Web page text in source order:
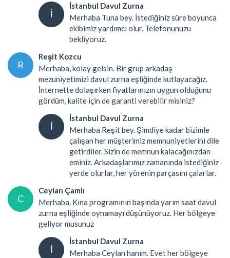
İ
İstanbul Davul Zurna
Merhaba Tuna bey. İstediğiniz süre boyunca
ekibimiz yardımcı olur. Telefonunuzu
bekliyoruz.
R
Reşit Kozcu
Merhaba, kolay gelsin. Bir grup arkadaş
mezuniyetimizi davul zurna eşliğinde kutlayacağız.
İnternette dolaşırken fiyatlarınızın uygun olduğunu
gördüm, kalite için de garanti verebilir misiniz?
İ
İstanbul Davul Zurna
Merhaba Reşit bey. Şimdiye kadar bizimle
çalışan her müşterimiz memnuniyetlerini dile
getirdiler. Sizin de memnun kalacağınızdan
eminiz. Arkadaşlarımız zamanında istediğiniz
yerde olurlar, her yörenin parçasını çalarlar.
C
Ceylan Çamlı
Merhaba. Kına programının başında yarım saat davul
zurna eşliğinde oynamayı düşünüyoruz. Her bölgeye
geliyor musunuz
İ
İstanbul Davul Zurna
Merhaba Ceylan hanım. Evet her bölgeye